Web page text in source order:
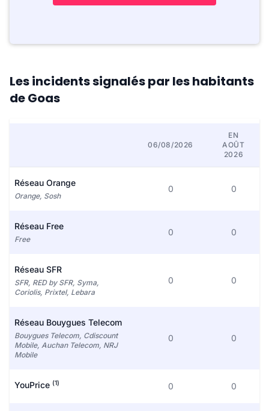
Les incidents signalés par les habitants
de Goas
06/08/2026
EN
AOÛT
2026
Réseau Orange
Orange, Sosh
0 0
Réseau Free
Free
0 0
Réseau SFR
SFR, RED by SFR, Syma,
Coriolis, Prixtel, Lebara
0 0
Réseau Bouygues Telecom
Bouygues Telecom, Cdiscount
Mobile, Auchan Telecom, NRJ
Mobile
0 0
YouPrice (1) 0 0